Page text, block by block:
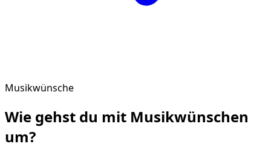
Musikwünsche
Wie gehst du mit Musikwünschen
um?